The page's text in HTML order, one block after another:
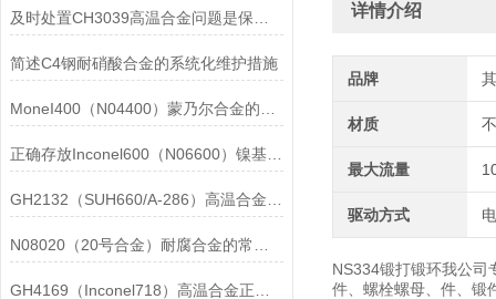
简述C4钢耐硝酸合金的系统化维护措施
正确存放Inconel600（N06600）镍基合金的重要性介绍
详情介绍
品牌
材质
最大流量
驱动方式
NS334锻打锻环我公司
件、螺栓螺母、件、锻